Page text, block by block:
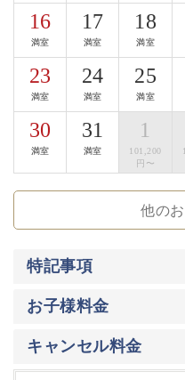
・ご朝食「郷香（さとか
体に優しいお食事となっ
お粥、出汁巻きたまご
信州の郷の香りを感じて
寛ぎの時間をお過ごし頂
ご用意しております。
車椅子の対応が可能な料
ご夕食時には、木曽平沢
器のお箸をご用意。
事を体感いただけます。
■地酒Bar
諏訪は、酒蔵が数多くあ
16
満室
17
満室
18
満室
23
満室
24
満室
25
満室
30
満室
31
満室
1
101,200
円〜
他の
特記事項
お子様料金
キャンセル料金